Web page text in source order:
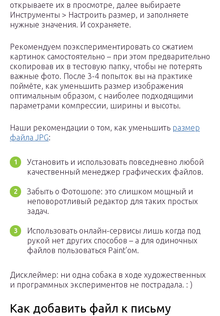
открываете их в просмотре, далее выбираете
Инструменты > Настроить размер, и заполняете
нужные значения. И сохраняете.
Рекомендуем поэкспериментировать со сжатием
картинок самостоятельно – при этом предварительно
скопировав их в тестовую папку, чтобы не потерять
важные фото. После 3-4 попыток вы на практике
поймёте, как уменьшить размер изображения
оптимальным образом, с наиболее подходящими
параметрами компрессии, ширины и высоты.
Наши рекомендации о том, как уменьшить размер
файла JPG:
Установить и использовать повседневно любой
качественный менеджер графических файлов.
Забыть о Фотошопе: это слишком мощный и
неповоротливый редактор для таких простых
задач.
Использовать онлайн-сервисы лишь когда под
рукой нет других способов – а для одиночных
файлов пользоваться Paint’ом.
Дисклеймер: ни одна собака в ходе художественных
и программных экспериментов не пострадала. : )
Как добавить файл к письму